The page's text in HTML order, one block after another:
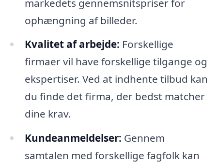
markedets gennemsnitspriser for
ophængning af billeder.
Kvalitet af arbejde: Forskellige
firmaer vil have forskellige tilgange og
ekspertiser. Ved at indhente tilbud kan
du finde det firma, der bedst matcher
dine krav.
Kundeanmeldelser: Gennem
samtalen med forskellige fagfolk kan